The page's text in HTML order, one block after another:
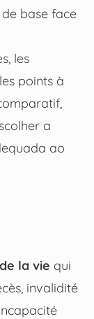
base face
les
points à
a
ao
la vie qui
invalidité